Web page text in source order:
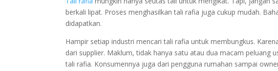
berkali lipat. Proses menghasilkan tali rafia juga cukup mudah.
didapatkan.
Hampir setiap industri mencari tali rafia untuk membungkus.
dari supplier. Maklum, tidak hanya satu atau dua macam peluang
tali rafia. Konsumennya juga dari pengguna rumahan sampai